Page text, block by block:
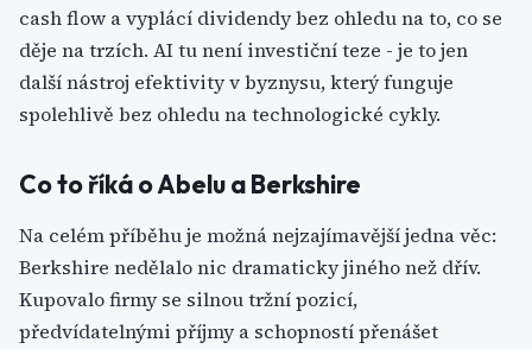
cash flow a vyplácí dividendy bez ohledu na to, co se
děje na trzích. AI tu není investiční teze - je to jen
další nástroj efektivity v byznysu, který funguje
spolehlivě bez ohledu na technologické cykly.
Co to říká o Abelu a Berkshire
Na celém příběhu je možná nejzajímavější jedna věc:
Berkshire nedělalo nic dramaticky jiného než dřív.
Kupovalo firmy se silnou tržní pozicí,
předvídatelnými příjmy a schopností přenášet